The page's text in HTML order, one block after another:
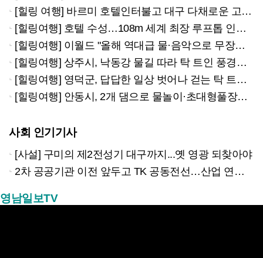
[힐링 여행] 바르미 호텔인터불고 대구 다채로운 고급 요리·알찬 패키지 상품…금호강 바라보며 '맛있는 힐링'
[힐링여행] 호텔 수성…108m 세계 최장 루프톱 인피니티 온천풀서 수성못·도심 전경까지 만끽
[힐링여행] 이월드 "올해 역대급 물·음악으로 무장한 '다이내믹 아쿠아밤' 즐기러 오세요"
[힐링여행] 상주시, 낙동강 물길 따라 탁 트인 풍경…강·섬·계곡서 즐기는 힐링 타임
[힐링여행] 영덕군, 답답한 일상 벗어나 걷는 탁 트인 해변가…숨은 숲길서 편안한 휴식을
[힐링여행] 안동시, 2개 댐으로 물놀이·초대형풀장…'물의 도시'에서 올여름도 시원~하게!
사회 인기기사
[사설] 구미의 제2전성기 대구까지...옛 영광 되찾아야
2차 공공기관 이전 앞두고 TK 공동전선…산업 연계형 유치 승부수
영남일보TV